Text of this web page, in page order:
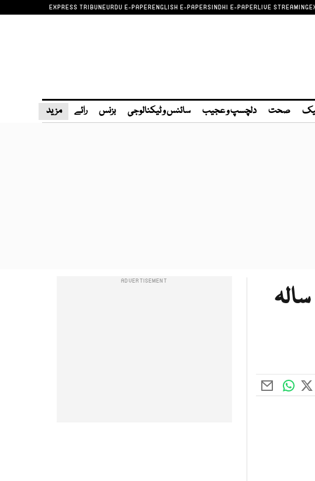
EXPRESS TRIBUNEURDU E-PAPERENGLISH E-PAPERSINDHI E-PAPERLIVE STREAMING
صحت دلچسپ و عجیب سائنس و ٹیکنالوجی بزنس رائے مزید
پاکستانی ڈاکٹرز کا بڑا کارنامہ، پیچیدہ آپریشن کرکے 101 سالہ